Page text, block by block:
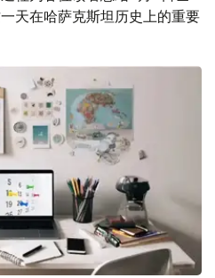
天在哈萨克斯坦历史上的重要